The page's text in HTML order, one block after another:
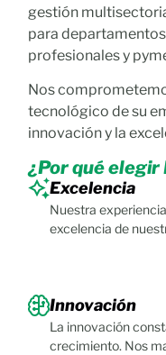
gestión
para
profesionales y
Nos
tecnológico de su
innovación y la
¿Por qué elegir
Excelencia
Nuestra
excelencia de
Innovación
La innovación
crecimiento. Nos